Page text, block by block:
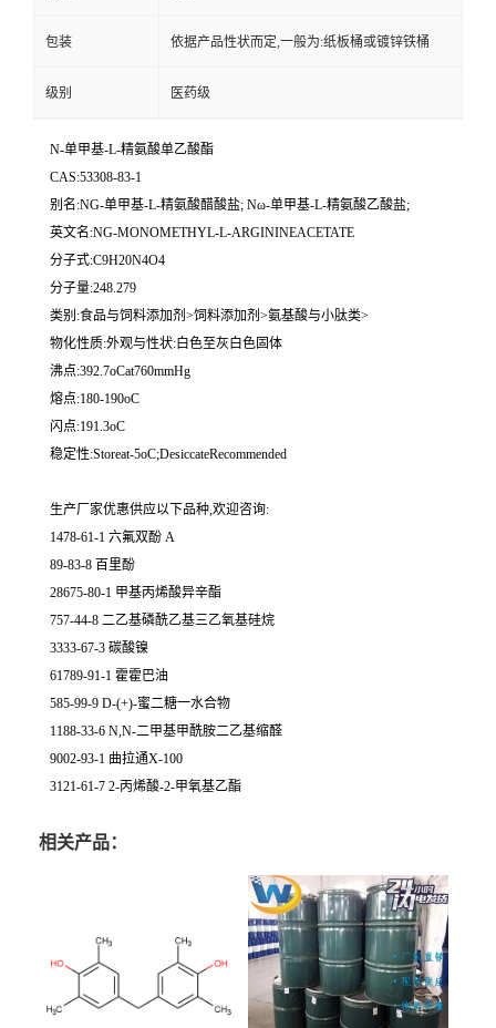
包装 依据产品性状而定,一般为:纸板桶或镀锌铁桶
级别 医药级
N-单甲基-L-精氨酸单乙酸酯
CAS:53308-83-1
别名:NG-单甲基-L-精氨酸醋酸盐; Nω-单甲基-L-精氨酸乙酸盐;
英文名:NG-MONOMETHYL-L-ARGININEACETATE
分子式:C9H20N4O4
分子量:248.279
类别:食品与饲料添加剂>饲料添加剂>氨基酸与小肽类>
物化性质:外观与性状:白色至灰白色固体
沸点:392.7oCat760mmHg
熔点:180-190oC
闪点:191.3oC
稳定性:Storeat-5oC;DesiccateRecommended
生产厂家优惠供应以下品种,欢迎咨询:
1478-61-1 六氟双酚 A
89-83-8 百里酚
28675-80-1 甲基丙烯酸异辛酯
757-44-8 二乙基磷酰乙基三乙氧基硅烷
3333-67-3 碳酸镍
61789-91-1 霍霍巴油
585-99-9 D-(+)-蜜二糖一水合物
1188-33-6 N,N-二甲基甲酰胺二乙基缩醛
9002-93-1 曲拉通X-100
3121-61-7 2-丙烯酸-2-甲氧基乙酯
相关产品：